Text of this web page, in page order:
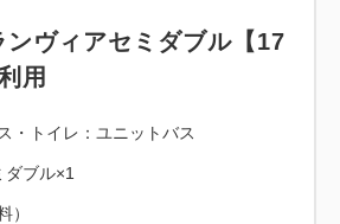
ンヴィアセミダブル【17
用
・トイレ：ユニットバス
ダブル×1
）